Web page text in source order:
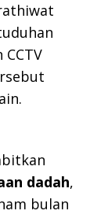
dadah,
bulan